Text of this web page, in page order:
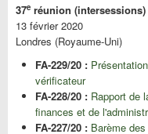
37e réunion (intersessions)
13 février 2020
Londres (Royaume-Uni)
FA-229/20 :
vérificateur
FA-228/20 : Rapport de
finances et de
FA-227/20 : Barème